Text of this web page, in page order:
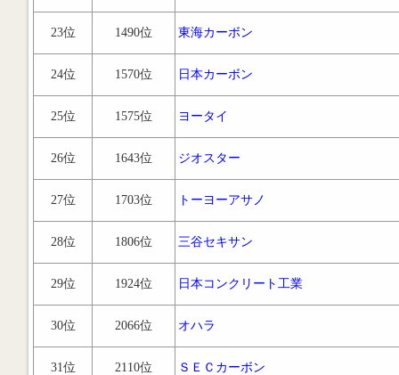
23位 1490位 東海カーボン
24位 1570位 日本カーボン
25位 1575位 ヨータイ
26位 1643位 ジオスター
27位 1703位 トーヨーアサノ
28位 1806位 三谷セキサン
29位 1924位 日本コンクリート工業
30位 2066位 オハラ
31位 2110位 ＳＥＣカーボン